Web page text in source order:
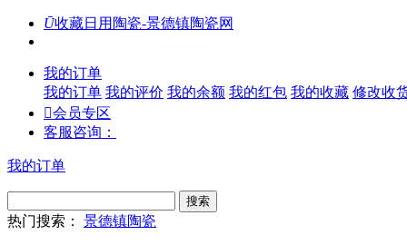
Ū收藏日用陶瓷-景德镇陶瓷网
我的订单
我的订单 我的评价 我的余额 我的红包 我的收藏 修改收
会员专区
客服咨询：
我的订单
搜索
热门搜索： 景德镇陶瓷